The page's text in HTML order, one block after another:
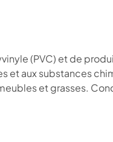
(PVC) et de
aux substances
et grasses.